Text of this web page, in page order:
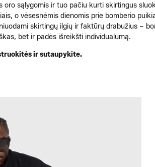
sąlygomis ir tuo pačiu kurti skirtingus
o vėsesnėmis dienomis prie bomberio
skirtingų ilgių ir faktūrų drabužius –
bet ir padės išreikšti individualumą.
ir sutaupykite.